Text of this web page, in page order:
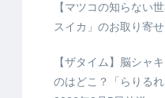
【マツコの知らない
スイカ」のお取り寄せ
【ザタイム】脳シャ
のはどこ？「らりる